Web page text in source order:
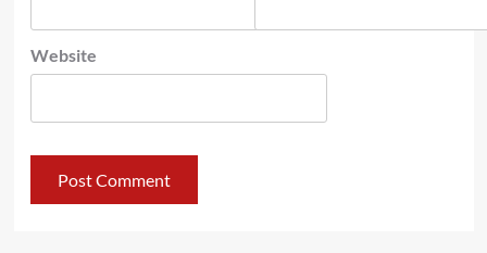
Website